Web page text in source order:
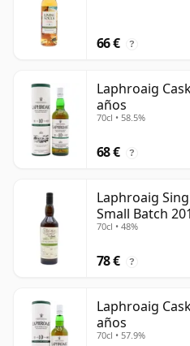
66 € ?
Laphroaig
años
70cl • 58.5%
68 € ?
Laphroaig
Small Batch
70cl • 48%
78 € ?
Laphroaig
años
70cl • 57.9%